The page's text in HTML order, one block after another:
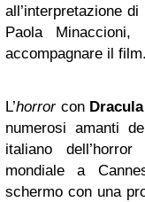
all’interpretazione di
Paola
accompagnare il film.
L’horrorcon
numerosi amanti
italiano
mondiale a
schermo con una